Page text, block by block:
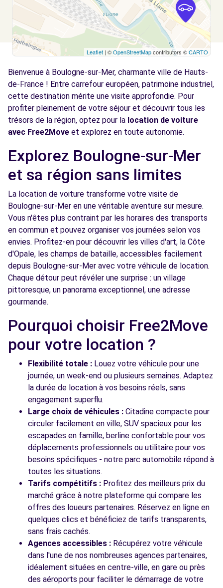
Leaflet | ©OpenStreetMapcontributors ©CARTO
Bienvenue à Boulogne-sur-Mer, charmante ville de Hauts-
de-France ! Entre carrefour européen, patrimoine industriel,
cette destination mérite une visite approfondie. Pour
profiter pleinement de votre séjour et découvrir tous les
trésors de la région, optez pour la location de voiture
avec Free2Move et explorez en toute autonomie.
Explorez Boulogne-sur-Mer
et sa région sans limites
La location de voiture transforme votre visite de
Boulogne-sur-Mer en une véritable aventure sur mesure.
Vous n'êtes plus contraint par les horaires des transports
en commun et pouvez organiser vos journées selon vos
envies. Profitez-en pour découvrir les villes d'art, la Côte
d'Opale, les champs de bataille, accessibles facilement
depuis Boulogne-sur-Mer avec votre véhicule de location.
Chaque détour peut révéler une surprise : un village
pittoresque, un panorama exceptionnel, une adresse
gourmande.
Pourquoi choisir Free2Move
pour votre location ?
Flexibilité totale : Louez votre véhicule pour une
journée, un week-end ou plusieurs semaines. Adaptez
la durée de location à vos besoins réels, sans
engagement superflu.
Large choix de véhicules : Citadine compacte pour
circuler facilement en ville, SUV spacieux pour les
escapades en famille, berline confortable pour vos
déplacements professionnels ou utilitaire pour vos
besoins spécifiques - notre parc automobile répond à
toutes les situations.
Tarifs compétitifs : Profitez des meilleurs prix du
marché grâce à notre plateforme qui compare les
offres des loueurs partenaires. Réservez en ligne en
quelques clics et bénéficiez de tarifs transparents,
sans frais cachés.
Agences accessibles : Récupérez votre véhicule
dans l'une de nos nombreuses agences partenaires,
idéalement situées en centre-ville, en gare ou près
des aéroports pour faciliter le démarrage de votre